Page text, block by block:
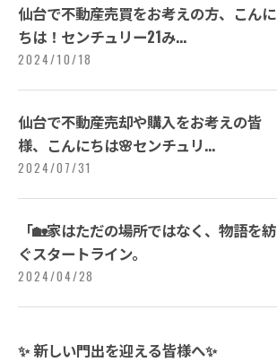
仙台で不動産売買をお考えの方、こんに
ちは！センチュリー21み...
2024/10/18
仙台で不動産売却や購入をお考えの皆
様、こんにちは🌸センチュリ...
2024/07/31
「🏡家はただの場所ではなく、物語を紡
ぐスタートライン。
2024/04/28
✨ 新しい門出を迎える皆様へ✨